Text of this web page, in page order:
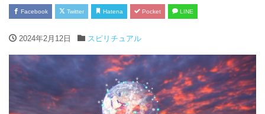
Facebook Twitter Hatena Pocket LINE
2024年2月12日 スピリチュアル